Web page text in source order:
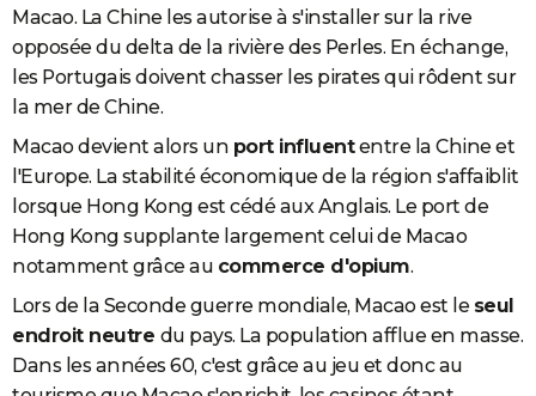
Macao. La Chine les autorise à s'installer sur la rive
opposée du delta de la rivière des Perles. En échange,
les Portugais doivent chasser les pirates qui rôdent sur
la mer de Chine.
Macao devient alors un port influententre la Chine et
l'Europe. La stabilité économique de la région s'affaiblit
lorsque Hong Kong est cédé aux Anglais. Le port de
Hong Kong supplante largement celui de Macao
notamment grâce au commerce d'opium.
Lors de la Seconde guerre mondiale, Macao est le seul
endroit neutre du pays. La population afflue en masse.
Dans les années 60, c'est grâce au jeu et donc au